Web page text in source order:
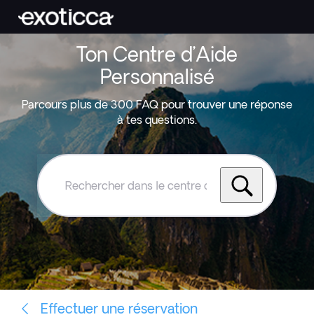
Ton Centre d’Aide
Personnalisé
Parcours plus de 300 FAQ pour trouver une réponse
à tes questions.
Rechercher
le
centre
d'aide
Exoticca
Effectuer une réservation